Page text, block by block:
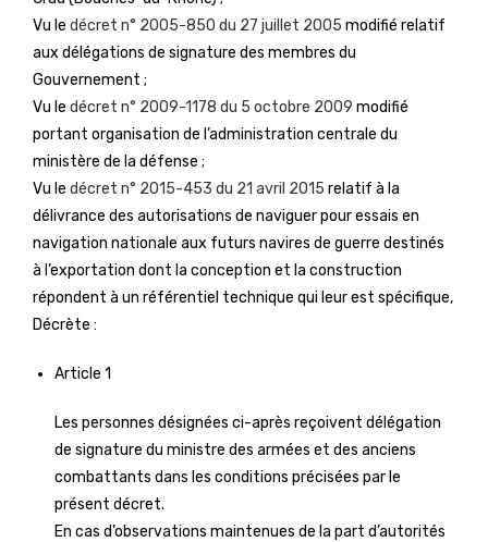
Vu le décret n° 2005-850 du 27 juillet 2005 modifié relatif
aux délégations de signature des membres du
Gouvernement ;
Vu le décret n° 2009-1178 du 5 octobre 2009 modifié
portant organisation de l’administration centrale du
ministère de la défense ;
Vu le décret n° 2015-453 du 21 avril 2015 relatif à la
délivrance des autorisations de naviguer pour essais en
navigation nationale aux futurs navires de guerre destinés
à l’exportation dont la conception et la construction
répondent à un référentiel technique qui leur est spécifique,
Décrète :
Article 1
Les personnes désignées ci-après reçoivent délégation
de signature du ministre des armées et des anciens
combattants dans les conditions précisées par le
présent décret.
En cas d’observations maintenues de la part d’autorités